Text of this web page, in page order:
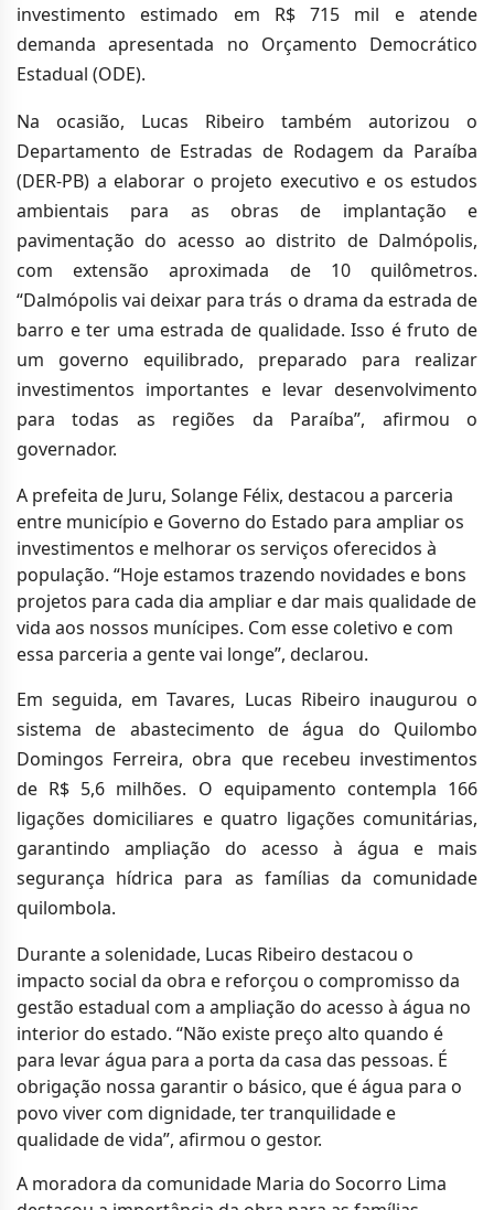
investimento estimado em R$ 715 mil e atende
demanda apresentada no Orçamento Democrático
Estadual (ODE).
Na ocasião, Lucas Ribeiro também autorizou o
Departamento de Estradas de Rodagem da Paraíba
(DER-PB) a elaborar o projeto executivo e os estudos
ambientais para as obras de implantação e
pavimentação do acesso ao distrito de Dalmópolis,
com extensão aproximada de 10 quilômetros.
“Dalmópolis vai deixar para trás o drama da estrada de
barro e ter uma estrada de qualidade. Isso é fruto de
um governo equilibrado, preparado para realizar
investimentos importantes e levar desenvolvimento
para todas as regiões da Paraíba”, afirmou o
governador.
A prefeita de Juru, Solange Félix, destacou a parceria
entre município e Governo do Estado para ampliar os
investimentos e melhorar os serviços oferecidos à
população. “Hoje estamos trazendo novidades e bons
projetos para cada dia ampliar e dar mais qualidade de
vida aos nossos munícipes. Com esse coletivo e com
essa parceria a gente vai longe”, declarou.
Em seguida, em Tavares, Lucas Ribeiro inaugurou o
sistema de abastecimento de água do Quilombo
Domingos Ferreira, obra que recebeu investimentos
de R$ 5,6 milhões. O equipamento contempla 166
ligações domiciliares e quatro ligações comunitárias,
garantindo ampliação do acesso à água e mais
segurança hídrica para as famílias da comunidade
quilombola.
Durante a solenidade, Lucas Ribeiro destacou o
impacto social da obra e reforçou o compromisso da
gestão estadual com a ampliação do acesso à água no
interior do estado. “Não existe preço alto quando é
para levar água para a porta da casa das pessoas. É
obrigação nossa garantir o básico, que é água para o
povo viver com dignidade, ter tranquilidade e
qualidade de vida”, afirmou o gestor.
A moradora da comunidade Maria do Socorro Lima